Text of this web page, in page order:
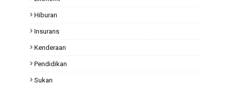
Hiburan
Insurans
Kenderaan
Pendidikan
Sukan